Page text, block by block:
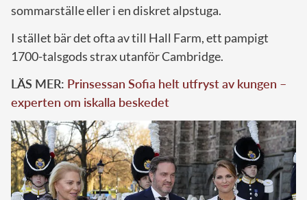
sommarställe eller i en diskret alpstuga.
I stället bär det ofta av till Hall Farm, ett pampigt
1700-talsgods strax utanför Cambridge.
LÄS MER: Prinsessan Sofia helt utfryst av kungen –
experten om iskalla beskedet